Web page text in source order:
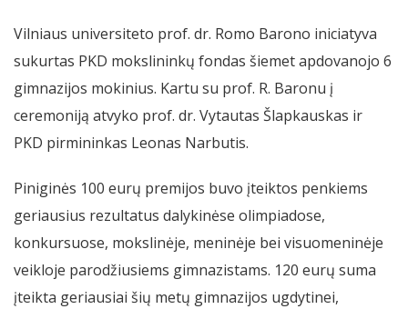
Vilniaus universiteto prof. dr. Romo Barono iniciatyva
sukurtas PKD mokslininkų fondas šiemet apdovanojo 6
gimnazijos mokinius. Kartu su prof. R. Baronu į
ceremoniją atvyko prof. dr. Vytautas Šlapkauskas ir
PKD pirmininkas Leonas Narbutis.
Piniginės 100 eurų premijos buvo įteiktos penkiems
geriausius rezultatus dalykinėse olimpiadose,
konkursuose, mokslinėje, meninėje bei visuomeninėje
veikloje parodžiusiems gimnazistams. 120 eurų suma
įteikta geriausiai šių metų gimnazijos ugdytinei,